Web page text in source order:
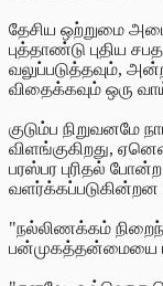
தேசிய ஒற்றுமை
புத்தாண்டு புதிய
வலுப்படுத்தவும்,
விதைக்கவும் ஒரு
குடும்ப நிறுவனமே
விளங்குகிறது,
பரஸ்பர புரிதல்
வளர்க்கப்படுகின்றன
"நல்லிணக்கம்
பன்முகத்தன்மையை